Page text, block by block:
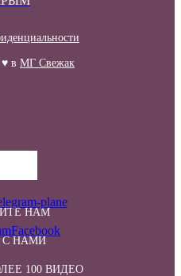
♥ в МГ Свежак
НАМ
plane
С НАМИ
Facebook
100 ВИДЕО